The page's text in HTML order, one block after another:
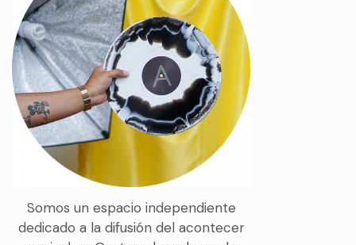
Somos un espacio independiente
dedicado a la difusión del acontecer